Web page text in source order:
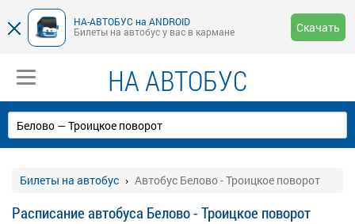
НА-АВТОБУС на ANDROID
Билеты на автобус у вас в кармане
Скачать
НА АВТОБУС
Билеты на автобус Автобус Белово - Троицкое поворот
Расписание автобуса Белово - Троицкое поворот